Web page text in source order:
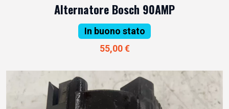
Alternatore Bosch 90AMP
In buono stato
55,00 €